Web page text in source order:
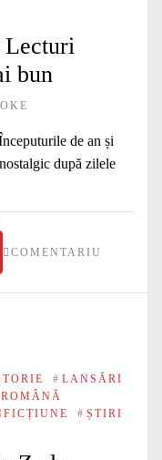
Lecturi
bun
de an și
după zilele
COMENTARIU
# LANSĂRI
# ȘTIRI